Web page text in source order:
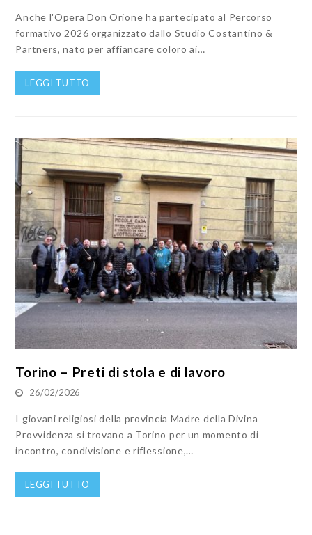
Anche l'Opera Don Orione ha partecipato al Percorso
formativo 2026 organizzato dallo Studio Costantino &
Partners, nato per affiancare coloro ai…
LEGGI TUTTO
Torino – Preti di stola e di lavoro
26/02/2026
I giovani religiosi della provincia Madre della Divina
Provvidenza si trovano a Torino per un momento di
incontro, condivisione e riflessione,…
LEGGI TUTTO